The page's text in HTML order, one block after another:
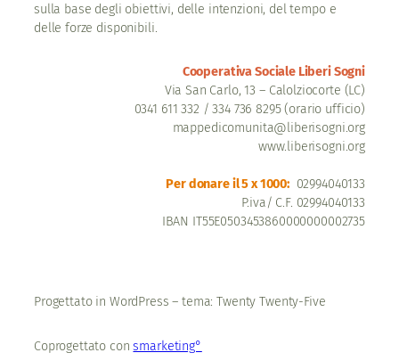
sulla base degli obiettivi, delle intenzioni, del tempo e
delle forze disponibili.
Cooperativa Sociale Liberi Sogni
Via San Carlo, 13 – Calolziocorte (LC)
0341 611 332 / 334 736 8295 (orario ufficio)
mappedicomunita@liberisogni.org
www.liberisogni.org
Per donare il 5 x 1000:02994040133
P.iva/ C.F. 02994040133
IBAN IT55E0503453860000000002735
Progettato in WordPress – tema: Twenty Twenty-Five
Coprogettato consmarketing°